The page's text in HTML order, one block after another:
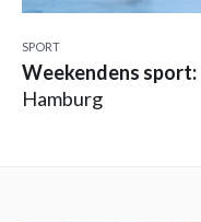
SPORT
Weekendens sport:
Hamburg